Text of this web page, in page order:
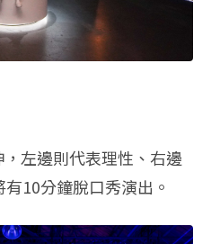
左邊則代表理性、右邊
10分鐘脫口秀演出。